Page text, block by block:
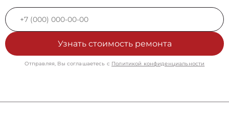
Узнать стоимость ремонта
Отправляя, Вы соглашаетесь с Политикой конфиденциальности